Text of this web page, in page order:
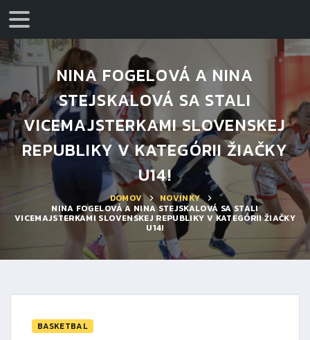
NINA FOGELOVÁ A NINA
STEJSKALOVÁ SA STALI
VICEMAJSTERKAMI SLOVENSKEJ
REPUBLIKY V KATEGÓRII ŽIAČKY
U14!
DOMOV
NOVINKY
NINA FOGELOVÁ A NINA STEJSKALOVÁ SA STALI
VICEMAJSTERKAMI SLOVENSKEJ REPUBLIKY V KATEGÓRII ŽIAČKY
U14!
BASKETBAL